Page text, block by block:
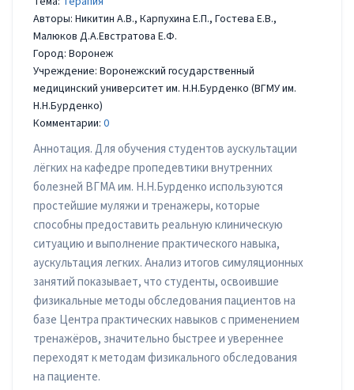
Авторы: Никитин А.В., Карпухина Е.П., Гостева Е.В.,
Малюков Д.А.Евстратова Е.Ф.
Город: Воронеж
Учреждение: Воронежский государственный
медицинский университет им. Н.Н.Бурденко (ВГМУ им.
Н.Н.Бурденко)
Комментарии: 0
Аннотация. Для обучения студентов аускультации
лёгких на кафедре пропедевтики внутренних
болезней ВГМА им. Н.Н.Бурденко используются
простейшие муляжи и тренажеры, которые
способны предоставить реальную клиническую
ситуацию и выполнение практического навыка,
аускультация легких. Анализ итогов симуляционных
занятий показывает, что студенты, освоившие
физикальные методы обследования пациентов на
базе Центра практических навыков с применением
тренажёров, значительно быстрее и увереннее
переходят к методам физикального обследования
на пациенте.